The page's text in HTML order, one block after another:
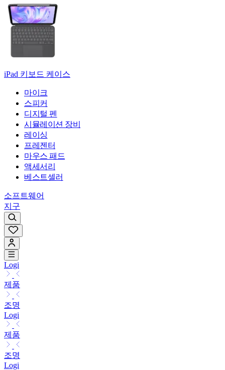
iPad 키보드 케이스
마이크
스피커
디지털 펜
시뮬레이션 장비
레이싱
프레젠터
마우스 패드
액세서리
베스트셀러
소프트웨어
지구
Logi
제품
조명
Logi
제품
조명
Logi